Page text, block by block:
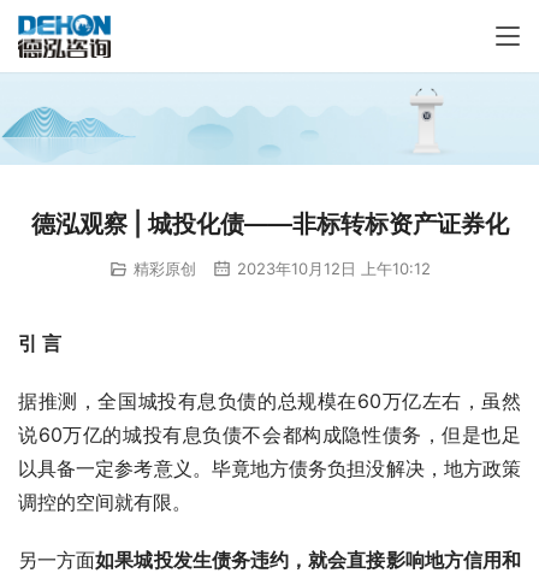
德泓观察 | 城投化债——非标转标资产证券化
精彩原创 2023年10月12日 上午10:12
引 言
据推测，全国城投有息负债的总规模在60万亿左右，虽然
说60万亿的城投有息负债不会都构成隐性债务，但是也足
以具备一定参考意义。毕竟地方债务负担没解决，地方政策
调控的空间就有限。
另一方面如果城投发生债务违约，就会直接影响地方信用和